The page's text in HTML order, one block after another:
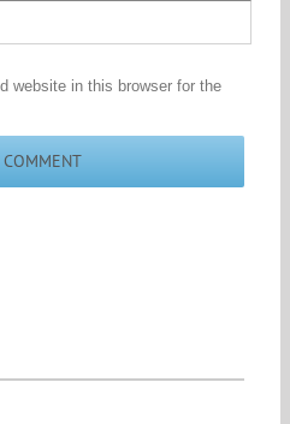
website in this browser for the